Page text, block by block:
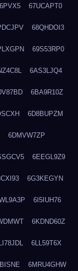
67UCAPT0
68QHDOI3
69S53RP0
6AS3LJQ4
6BA9R10Z
6D8BUPZM
6DMVW7ZP
6EEGL9Z9
6G3KEGYN
6I5IUH76
6KDND60Z
6LL59T6X
6MRU4GHW